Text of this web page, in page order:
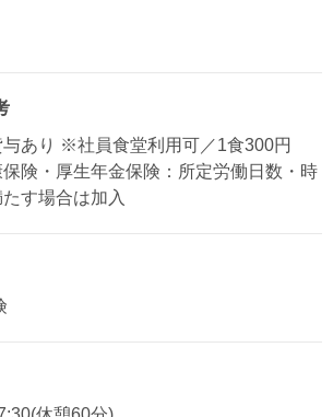
あり ※社員食堂利用可／1食300円
険・厚生年金保険：所定労働日数・時
す場合は加入